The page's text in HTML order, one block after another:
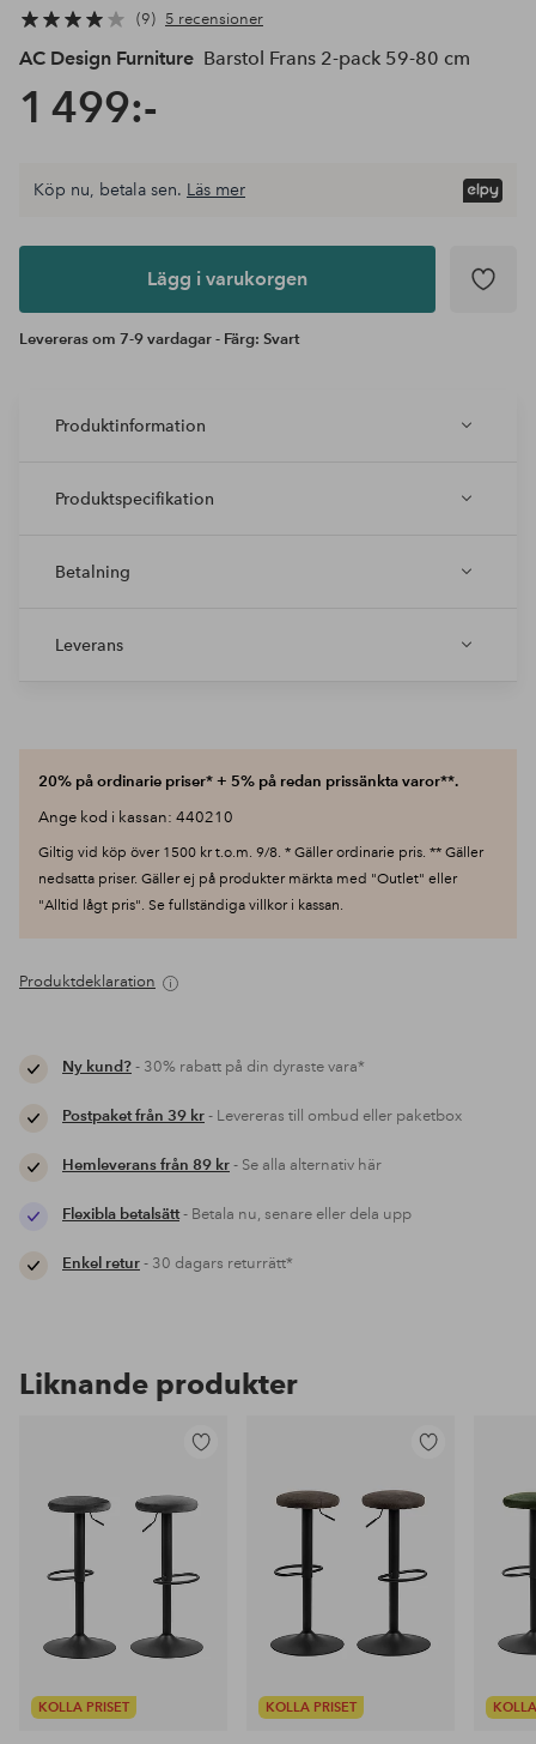
9 5 recensioner
AC Design Furniture Barstol Frans 2-pack 59-80 cm
1 499:-
Lägg i
Köp nu, betala sen. Läs mer
Lägg i varukorgen
Levereras om 7-9 vardagar - Färg: Svart
Produktinformation
Produktspecifikation
Betalning
Leverans
20% på ordinarie priser* + 5% på redan prissänkta varor**.
Ange kod i kassan: 440210
Giltig vid köp över 1500 kr t.o.m. 9/8. * Gäller ordinarie pris. ** Gäller
nedsatta priser. Gäller ej på produkter märkta med "Outlet" eller
"Alltid lågt pris". Se fullständiga villkor i kassan.
Produktdeklaration
Ny kund?- 30% rabatt på din dyraste vara*
Postpaket från 39 kr- Levereras till ombud eller paketbox
Hemleverans från 89 kr- Se alla alternativ här
Flexibla betalsätt- Betala nu, senare eller dela upp
Enkel retur- 30 dagars returrätt*
Liknande produkter
KOLLA PRISET
i
favoriter
KOLLA PRISET
i